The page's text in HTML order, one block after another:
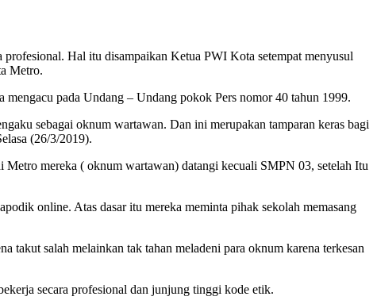
Hal itu disampaikan Ketua PWI Kota setempat menyusul
Metro.
pada Undang – Undang pokok Pers nomor 40 tahun 1999.
sebagai oknum wartawan. Dan ini merupakan tamparan keras bagi
(26/3/2019).
mereka ( oknum wartawan) datangi kecuali SMPN 03, setelah Itu
online. Atas dasar itu mereka meminta pihak sekolah memasang
takut salah melainkan tak tahan meladeni para oknum karena terkesan
secara profesional dan junjung tinggi kode etik.